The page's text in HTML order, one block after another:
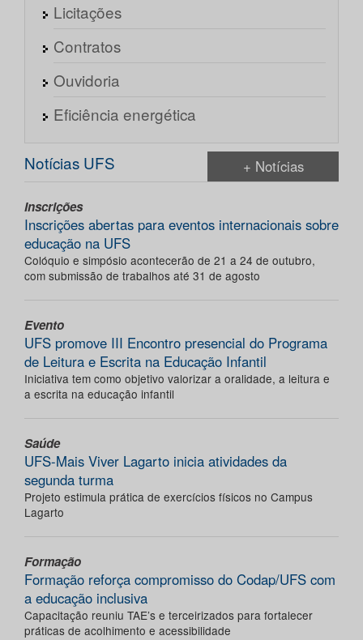
Licitações
Contratos
Ouvidoria
Eficiência energética
Notícias UFS + Notícias
Inscrições
Inscrições abertas para eventos internacionais sobre
educação na UFS
Colóquio e simpósio acontecerão de 21 a 24 de outubro,
com submissão de trabalhos até 31 de agosto
Evento
UFS promove III Encontro presencial do Programa
de Leitura e Escrita na Educação Infantil
Iniciativa tem como objetivo valorizar a oralidade, a leitura e
a escrita na educação infantil
Saúde
UFS-Mais Viver Lagarto inicia atividades da
segunda turma
Projeto estimula prática de exercícios físicos no Campus
Lagarto
Formação
Formação reforça compromisso do Codap/UFS com
a educação inclusiva
Capacitação reuniu TAE’s e terceirizados para fortalecer
práticas de acolhimento e acessibilidade